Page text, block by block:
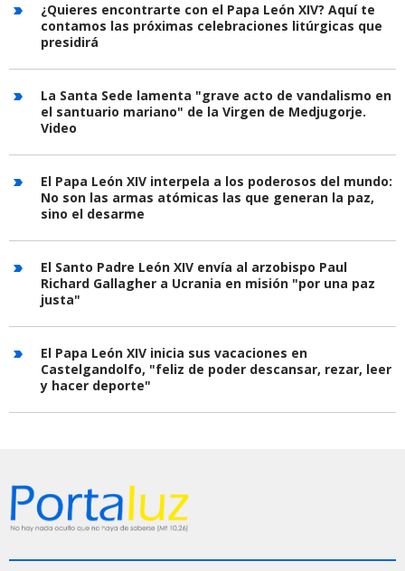
¿Quieres encontrarte con el Papa León XIV? Aquí te
contamos las próximas celebraciones litúrgicas que
presidirá
La Santa Sede lamenta "grave acto de vandalismo en
el santuario mariano" de la Virgen de Medjugorje.
Video
El Papa León XIV interpela a los poderosos del mundo:
No son las armas atómicas las que generan la paz,
sino el desarme
El Santo Padre León XIV envía al arzobispo Paul
Richard Gallagher a Ucrania en misión "por una paz
justa"
El Papa León XIV inicia sus vacaciones en
Castelgandolfo, "feliz de poder descansar, rezar, leer
y hacer deporte"